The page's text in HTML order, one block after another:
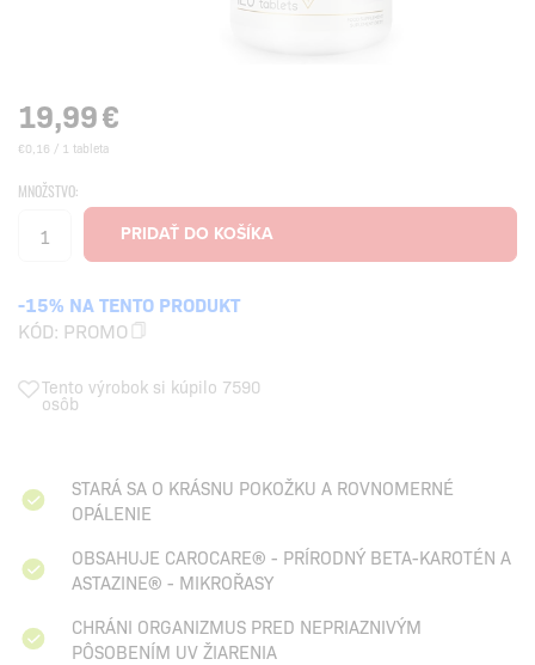
19,99€
€0,16 / 1 tableta
MNOŽSTVO:
-15% NA TENTO PRODUKT
KÓD: PROMO
Tento výrobok si kúpilo 7590
osôb
STARÁ SA O KRÁSNU POKOŽKU A ROVNOMERNÉ
OPÁLENIE
OBSAHUJE CAROCARE® - PRÍRODNÝ BETA-KAROTÉN A
ASTAZINE® - MIKROŘASY
CHRÁNI ORGANIZMUS PRED NEPRIAZNIVÝM
PÔSOBENÍM UV ŽIARENIA